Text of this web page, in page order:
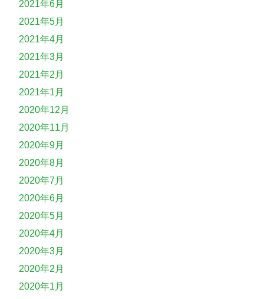
2021年6月
2021年5月
2021年4月
2021年3月
2021年2月
2021年1月
2020年12月
2020年11月
2020年9月
2020年8月
2020年7月
2020年6月
2020年5月
2020年4月
2020年3月
2020年2月
2020年1月